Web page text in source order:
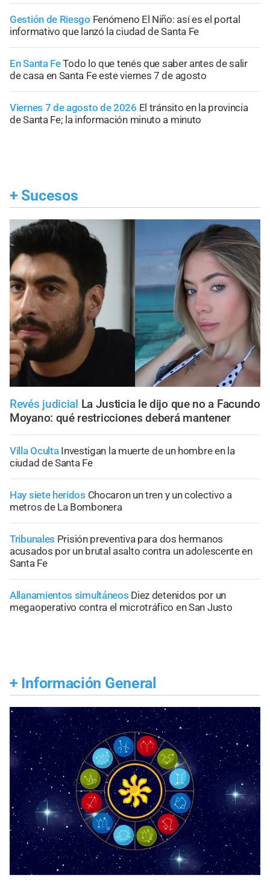
Gestión de Riesgo Fenómeno El Niño: así es el portal
informativo que lanzó la ciudad de Santa Fe
En Santa FeTodo lo que tenés que saber antes de salir
de casa en Santa Fe este viernes 7 de agosto
Viernes 7 de agosto de 2026 El tránsito en la provincia
de Santa Fe; la información minuto a minuto
+ Sucesos
Revés judicial La Justicia le dijo que no a Facundo
Moyano: qué restricciones deberá mantener
Villa Oculta Investigan la muerte de un hombre en la
ciudad de Santa Fe
Hay siete heridos Chocaron un tren y un colectivo a
metros de La Bombonera
Tribunales Prisión preventiva para dos hermanos
acusados por un brutal asalto contra un adolescente en
Santa Fe
Allanamientos simultáneos Diez detenidos por un
megaoperativo contra el microtráfico en San Justo
+ Información General